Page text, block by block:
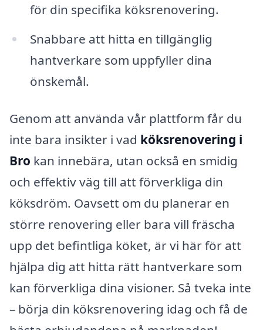
för din specifika köksrenovering.
Snabbare att hitta en tillgänglig
hantverkare som uppfyller dina
önskemål.
Genom att använda vår plattform får du
inte bara insikter i vad köksrenovering i
Bro kan innebära, utan också en smidig
och effektiv väg till att förverkliga din
köksdröm. Oavsett om du planerar en
större renovering eller bara vill fräscha
upp det befintliga köket, är vi här för att
hjälpa dig att hitta rätt hantverkare som
kan förverkliga dina visioner. Så tveka inte
– börja din köksrenovering idag och få de